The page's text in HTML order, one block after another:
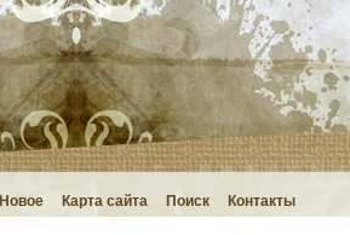
Новое Карта сайта Поиск Контакты